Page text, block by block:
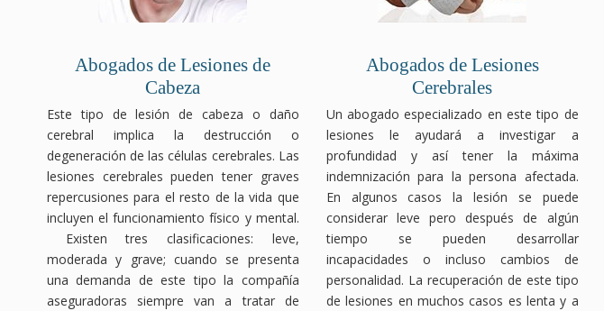
Abogados de Lesiones de
Cabeza
Este tipo de lesión de cabeza o daño
cerebral implica la destrucción o
degeneración de las células cerebrales. Las
lesiones cerebrales pueden tener graves
repercusiones para el resto de la vida que
incluyen el funcionamiento físico y mental.
Existen tres clasificaciones: leve,
moderada y grave; cuando se presenta
una demanda de este tipo la compañía
aseguradoras siempre van a tratar de
Abogados de Lesiones
Cerebrales
Un abogado especializado en este tipo de
lesiones le ayudará a investigar a
profundidad y así tener la máxima
indemnización para la persona afectada.
En algunos casos la lesión se puede
considerar leve pero después de algún
tiempo se pueden desarrollar
incapacidades o incluso cambios de
personalidad. La recuperación de este tipo
de lesiones en muchos casos es lenta y a